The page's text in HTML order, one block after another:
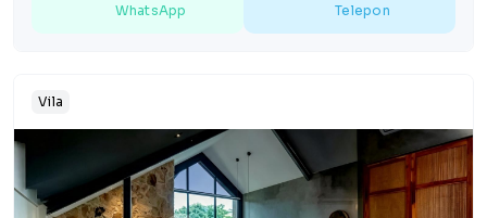
WhatsApp Telepon
Vila